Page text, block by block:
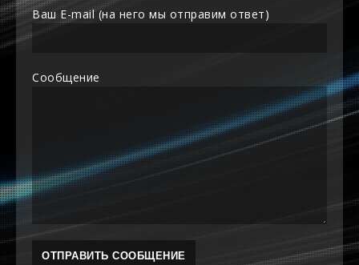
Ваш E-mail (на него мы отправим ответ)
Сообщение